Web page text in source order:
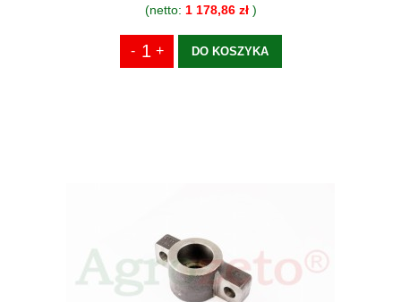
(netto: 1 178,86 zł)
DO KOSZYKA